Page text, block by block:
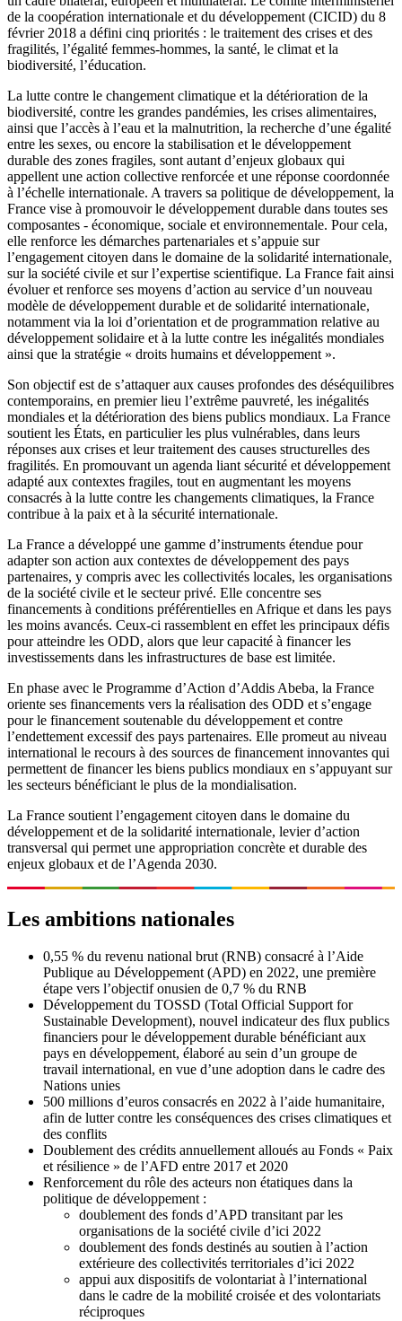
de la coopération internationale et du développement (CICID) du 8
février 2018 a défini cinq priorités : le traitement des crises et des
fragilités, l’égalité femmes-hommes, la santé, le climat et la
biodiversité, l’éducation.
La lutte contre le changement climatique et la détérioration de la
biodiversité, contre les grandes pandémies, les crises alimentaires,
ainsi que l’accès à l’eau et la malnutrition, la recherche d’une égalité
entre les sexes, ou encore la stabilisation et le développement
durable des zones fragiles, sont autant d’enjeux globaux qui
appellent une action collective renforcée et une réponse coordonnée
à l’échelle internationale. A travers sa politique de développement, la
France vise à promouvoir le développement durable dans toutes ses
composantes - économique, sociale et environnementale. Pour cela,
elle renforce les démarches partenariales et s’appuie sur
l’engagement citoyen dans le domaine de la solidarité internationale,
sur la société civile et sur l’expertise scientifique. La France fait ainsi
évoluer et renforce ses moyens d’action au service d’un nouveau
modèle de développement durable et de solidarité internationale,
notamment via la loi d’orientation et de programmation relative au
développement solidaire et à la lutte contre les inégalités mondiales
ainsi que la stratégie « droits humains et développement ».
Son objectif est de s’attaquer aux causes profondes des déséquilibres
contemporains, en premier lieu l’extrême pauvreté, les inégalités
mondiales et la détérioration des biens publics mondiaux. La France
soutient les États, en particulier les plus vulnérables, dans leurs
réponses aux crises et leur traitement des causes structurelles des
fragilités. En promouvant un agenda liant sécurité et développement
adapté aux contextes fragiles, tout en augmentant les moyens
consacrés à la lutte contre les changements climatiques, la France
contribue à la paix et à la sécurité internationale.
La France a développé une gamme d’instruments étendue pour
adapter son action aux contextes de développement des pays
partenaires, y compris avec les collectivités locales, les organisations
de la société civile et le secteur privé. Elle concentre ses
financements à conditions préférentielles en Afrique et dans les pays
les moins avancés. Ceux-ci rassemblent en effet les principaux défis
pour atteindre les ODD, alors que leur capacité à financer les
investissements dans les infrastructures de base est limitée.
En phase avec le Programme d’Action d’Addis Abeba, la France
oriente ses financements vers la réalisation des ODD et s’engage
pour le financement soutenable du développement et contre
l’endettement excessif des pays partenaires. Elle promeut au niveau
international le recours à des sources de financement innovantes qui
permettent de financer les biens publics mondiaux en s’appuyant sur
les secteurs bénéficiant le plus de la mondialisation.
La France soutient l’engagement citoyen dans le domaine du
développement et de la solidarité internationale, levier d’action
transversal qui permet une appropriation concrète et durable des
enjeux globaux et de l’Agenda 2030.
Les ambitions nationales
0,55 % du revenu national brut (RNB) consacré à l’Aide
Publique au Développement (APD) en 2022, une première
étape vers l’objectif onusien de 0,7 % du RNB
Développement du TOSSD (Total Official Support for
Sustainable Development), nouvel indicateur des flux publics
financiers pour le développement durable bénéficiant aux
pays en développement, élaboré au sein d’un groupe de
travail international, en vue d’une adoption dans le cadre des
Nations unies
500 millions d’euros consacrés en 2022 à l’aide humanitaire,
afin de lutter contre les conséquences des crises climatiques et
des conflits
Doublement des crédits annuellement alloués au Fonds « Paix
et résilience » de l’AFD entre 2017 et 2020
Renforcement du rôle des acteurs non étatiques dans la
politique de développement :
doublement des fonds d’APD transitant par les
organisations de la société civile d’ici 2022
doublement des fonds destinés au soutien à l’action
extérieure des collectivités territoriales d’ici 2022
appui aux dispositifs de volontariat à l’international
dans le cadre de la mobilité croisée et des volontariats
réciproques